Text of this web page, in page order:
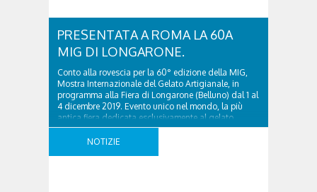
PRESENTATA A ROMA LA 60A
MIG DI LONGARONE.
Conto alla rovescia per la 60° edizione della MIG,
Mostra Internazionale del Gelato Artigianale, in
programma alla Fiera di Longarone (Belluno) dal 1 al
4 dicembre 2019. Evento unico nel mondo, la più
antica fiera dedicata esclusivamente al gelato
artigianale coinvolgerà oltre 200 operatori
provenienti da più di 40 paesi. Sono attesi oltre
NOTIZIE